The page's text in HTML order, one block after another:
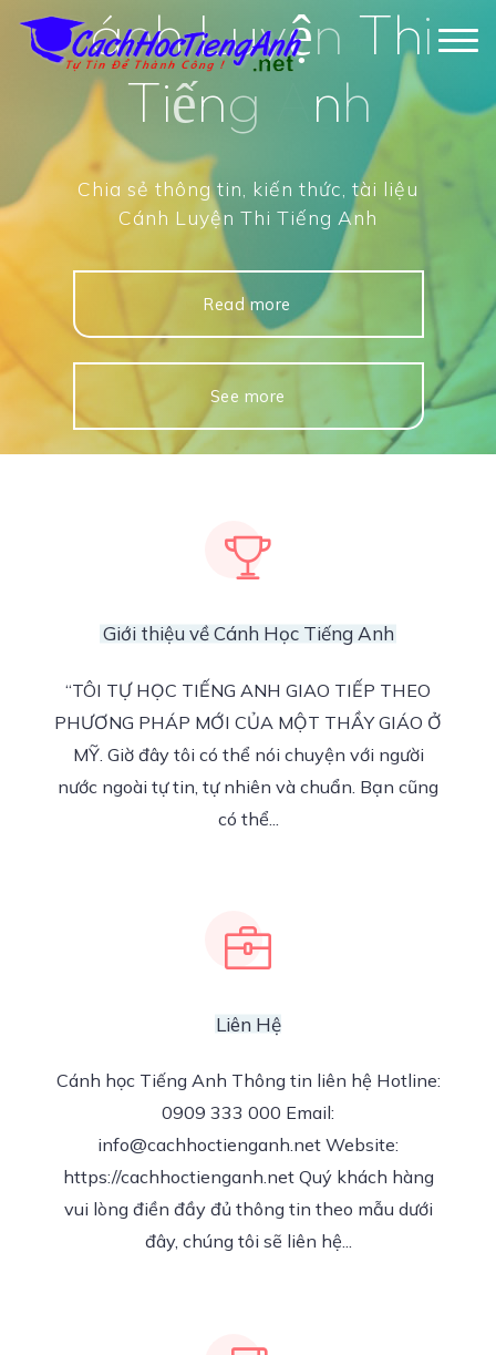
Skip
CánhLuyện Thi
Tiếng nh
Chia sẻ thông tin, kiến thức, tài liệu
Cánh Luyện Thi Tiếng Anh
Read more
See more
Giới thiệu về Cánh Học Tiếng Anh
“TÔI TỰ HỌC TIẾNG ANH GIAO TIẾP THEO
PHƯƠNG PHÁP MỚI CỦA MỘT THẦY GIÁO Ở
MỸ. Giờ đây tôi có thể nói chuyện với người
nước ngoài tự tin, tự nhiên và chuẩn. Bạn cũng
có thể...
Liên Hệ
Cánh học Tiếng Anh Thông tin liên hệ Hotline:
0909 333 000 Email:
info@cachhoctienganh.net Website:
https://cachhoctienganh.net Quý khách hàng
vui lòng điền đầy đủ thông tin theo mẫu dưới
đây, chúng tôi sẽ liên hệ...